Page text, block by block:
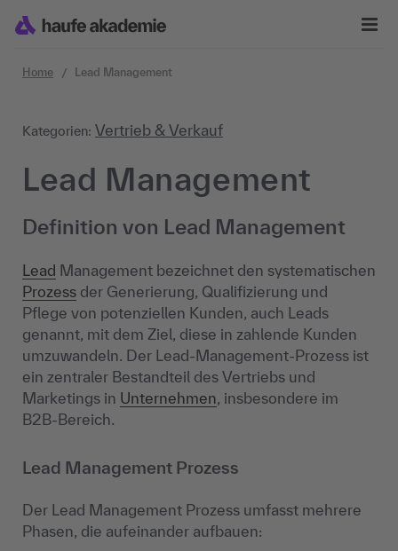
Home Lead Management
Kategorien: Vertrieb & Verkauf
Lead Management
Definition von Lead Management
Lead Management bezeichnet den systematischen
Prozess der Generierung, Qualifizierung und
Pflege von potenziellen Kunden, auch Leads
genannt, mit dem Ziel, diese in zahlende Kunden
umzuwandeln. Der Lead-Management-Prozess ist
ein zentraler Bestandteil des Vertriebs und
Marketings in Unternehmen, insbesondere im
B2B-Bereich.
Lead Management Prozess
Der Lead Management Prozess umfasst mehrere
Phasen, die aufeinander aufbauen: